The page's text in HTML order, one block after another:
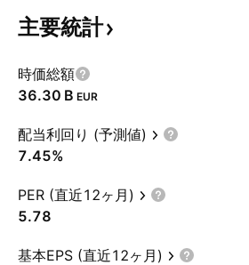
主要統計
時価総額
‪36.30 B‬ EUR
配当利回り (予測値)
7.45%
PER (直近12ヶ月)
5.78
基本EPS (直近12ヶ月)